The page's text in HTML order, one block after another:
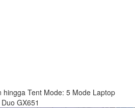
hingga Tent Mode: 5 Mode Laptop
GX651